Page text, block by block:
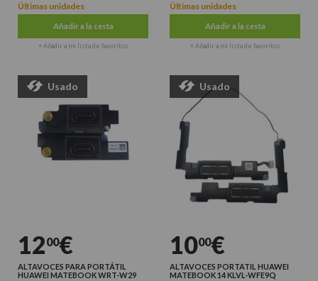
Últimas unidades
Añadir a la cesta
+ Añadir a mi lista de favoritos
Últimas unidades
Añadir a la cesta
+ Añadir a mi lista de favoritos
Usado
1200€
ALTAVOCES PARA PORTÁTIL
HUAWEI MATEBOOK WRT-W29
Usado
1000€
ALTAVOCES PORTATIL HUAWEI
MATEBOOK 14 KLVL-WFE9Q